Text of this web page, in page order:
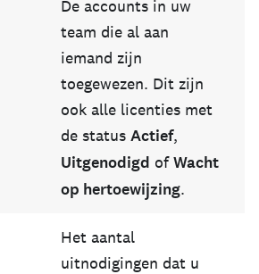
De accounts in uw
team die al aan
iemand zijn
toegewezen. Dit zijn
ook alle licenties met
de status Actief,
Uitgenodigd ofWacht
op hertoewijzing.
Het aantal
uitnodigingen dat u